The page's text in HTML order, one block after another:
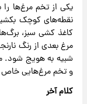
یکی از تخم ‌مرغ‌ها
نقطه‌های کوچک
کاغذ کشی سبز،
‌مرغ بعدی از رنگ
شبیه به هویج شود.
و تخم ‌مرغ‌هایی خاص
کلام آخر